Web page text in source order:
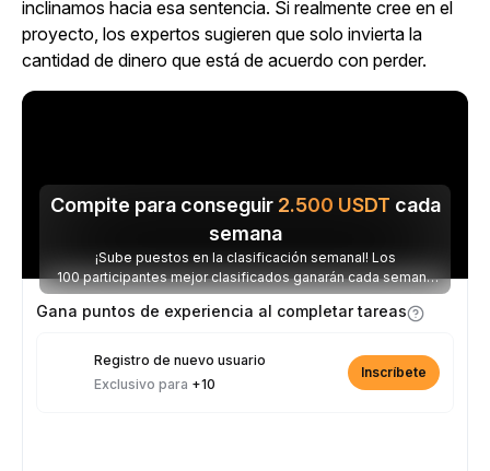
inclinamos hacia esa sentencia. Si realmente cree en el
proyecto, los expertos sugieren que solo invierta la
cantidad de dinero que está de acuerdo con perder.
Compite para conseguir 2.500 USDT cada
semana
¡Sube puestos en la clasificación semanal! Los
100 participantes mejor clasificados ganarán cada semana
parte de los 2.500 USDT disponibles.
Gana puntos de experiencia al completar tareas
Registro de nuevo usuario
Exclusivo para +10
Inscríbete